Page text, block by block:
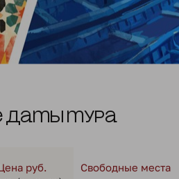
даты тура
руб. Свободные места